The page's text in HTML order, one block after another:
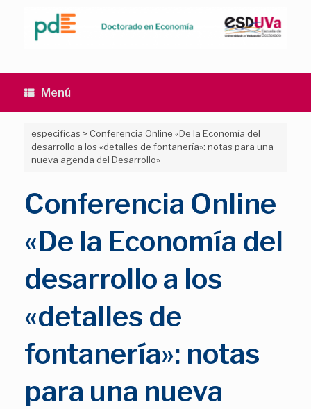
contenido
Menú
especificas > Conferencia Online «De la Economía del
desarrollo a los «detalles de fontanería»: notas para una
nueva agenda del Desarrollo»
Conferencia Online
«De la Economía del
desarrollo a los
«detalles de
fontanería»: notas
para una nueva